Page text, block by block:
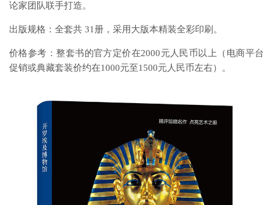
论家团队联手打造。
出版规格：全套共 31册，采用大版本精装全彩印刷。
价格参考：整套书的官方定价在2000元人民币以上（电商平台
促销或典藏套装价约在1000元至1500元人民币左右）。